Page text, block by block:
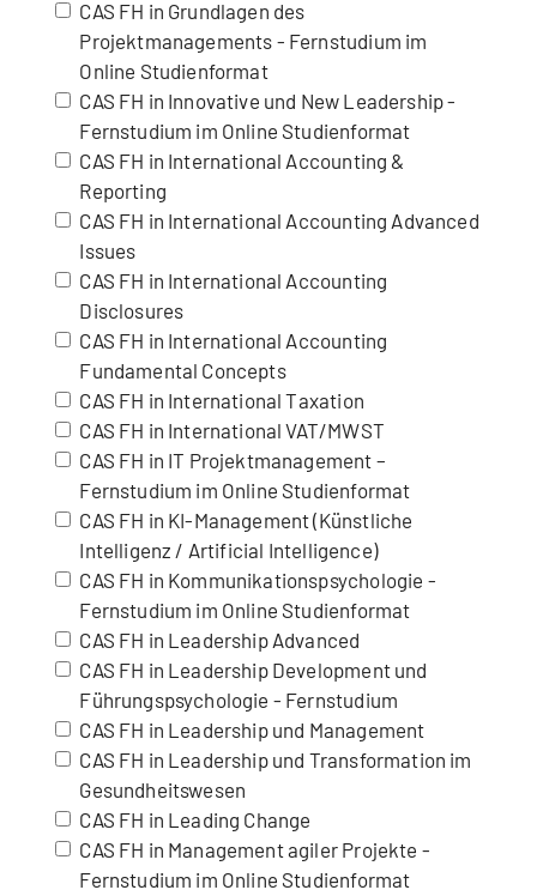
CAS FH in Grundlagen des
Projektmanagements - Fernstudium im
Online Studienformat
CAS FH in Innovative und New Leadership -
Fernstudium im Online Studienformat
CAS FH in International Accounting &
Reporting
CAS FH in International Accounting Advanced
Issues
CAS FH in International Accounting
Disclosures
CAS FH in International Accounting
Fundamental Concepts
CAS FH in International Taxation
CAS FH in International VAT/MWST
CAS FH in IT Projektmanagement –
Fernstudium im Online Studienformat
CAS FH in KI-Management (Künstliche
Intelligenz / Artificial Intelligence)
CAS FH in Kommunikationspsychologie -
Fernstudium im Online Studienformat
CAS FH in Leadership Advanced
CAS FH in Leadership Development und
Führungspsychologie - Fernstudium
CAS FH in Leadership und Management
CAS FH in Leadership und Transformation im
Gesundheitswesen
CAS FH in Leading Change
CAS FH in Management agiler Projekte -
Fernstudium im Online Studienformat